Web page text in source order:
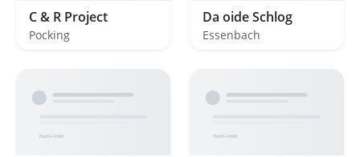
C & R Project
Pocking
Da oide Schlog
Essenbach